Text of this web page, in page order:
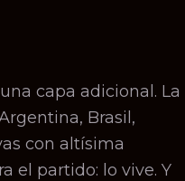
capa adicional. La
Brasil,
con altísima
el partido: lo vive. Y